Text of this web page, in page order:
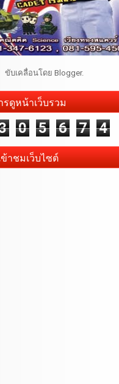
ขับเคลื่อนโดย Blogger.
ดูหน้าเว็บรวม
0 5 6 7 4
าชมเว็บไซต์